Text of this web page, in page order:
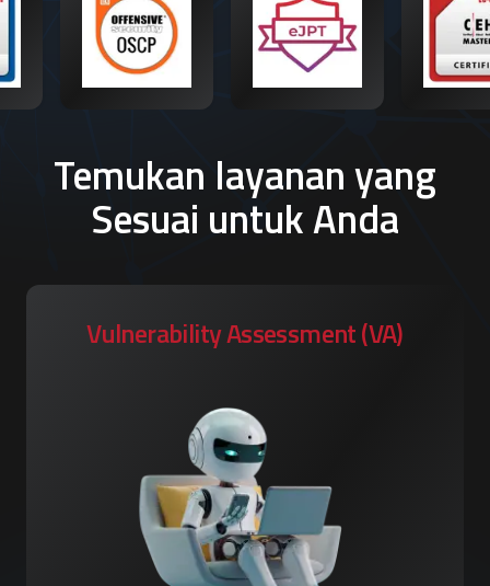
Temukan layanan yang
Sesuai untuk Anda
Vulnerability Assessment (VA)